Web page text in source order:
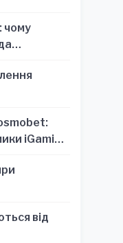
чому
iGaming
від